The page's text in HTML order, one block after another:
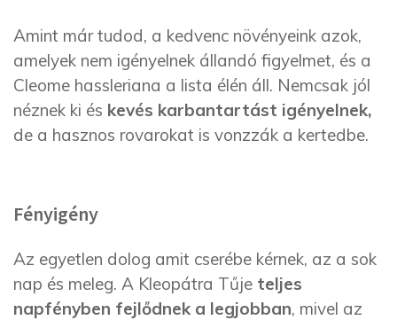
Amint már tudod, a kedvenc növényeink azok,
amelyek nem igényelnek állandó figyelmet, és a
Cleome hassleriana a lista élén áll. Nemcsak jól
néznek ki és kevés karbantartást igényelnek,
de a hasznos rovarokat is vonzzák a kertedbe.
Fényigény
Az egyetlen dolog amit cserébe kérnek, az a sok
nap és meleg. A Kleopátra Tűje teljes
napfényben fejlődnek a legjobban, mivel az